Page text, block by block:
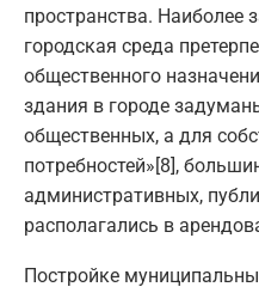
пространства. Наиболее
городская среда
общественного
здания в городе
общественных, а для
потребностей»[8],
административных,
располагались в
Постройке